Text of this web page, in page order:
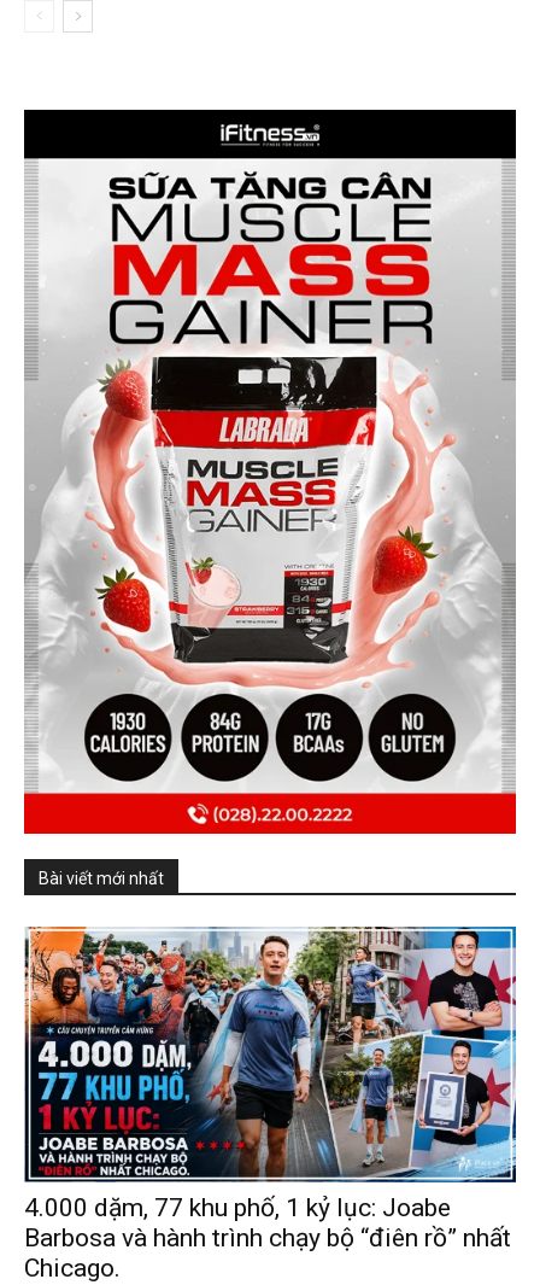
Bài viết mới nhất
4.000 dặm, 77 khu phố, 1 kỷ lục: Joabe
Barbosa và hành trình chạy bộ “điên rồ” nhất
Chicago.